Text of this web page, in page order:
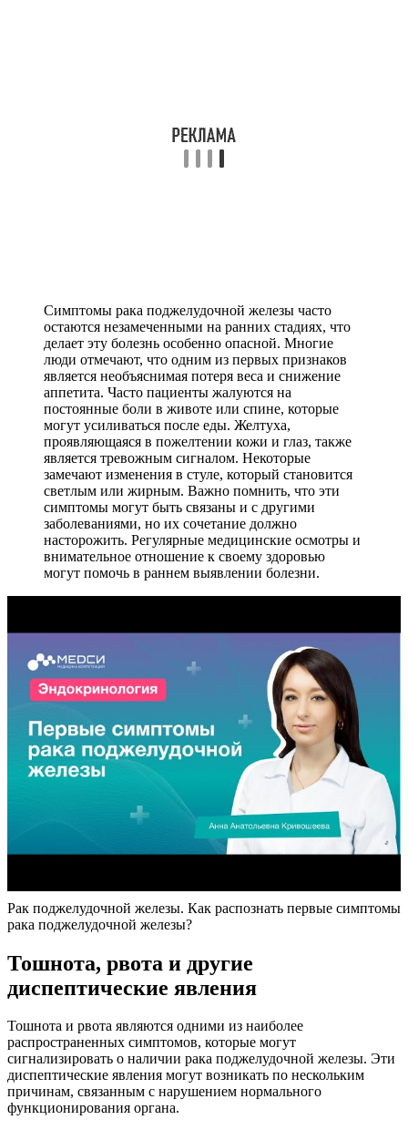
Симптомы рака поджелудочной железы часто
остаются незамеченными на ранних стадиях, что
делает эту болезнь особенно опасной. Многие
люди отмечают, что одним из первых признаков
является необъяснимая потеря веса и снижение
аппетита. Часто пациенты жалуются на
постоянные боли в животе или спине, которые
могут усиливаться после еды. Желтуха,
проявляющаяся в пожелтении кожи и глаз, также
является тревожным сигналом. Некоторые
замечают изменения в стуле, который становится
светлым или жирным. Важно помнить, что эти
симптомы могут быть связаны и с другими
заболеваниями, но их сочетание должно
насторожить. Регулярные медицинские осмотры и
внимательное отношение к своему здоровью
могут помочь в раннем выявлении болезни.
Рак поджелудочной железы. Как распознать первые симптомы
рака поджелудочной железы?
Тошнота, рвота и другие
диспептические явления
Тошнота и рвота являются одними из наиболее
распространенных симптомов, которые могут
сигнализировать о наличии рака поджелудочной железы. Эти
диспептические явления могут возникать по нескольким
причинам, связанным с нарушением нормального
функционирования органа.